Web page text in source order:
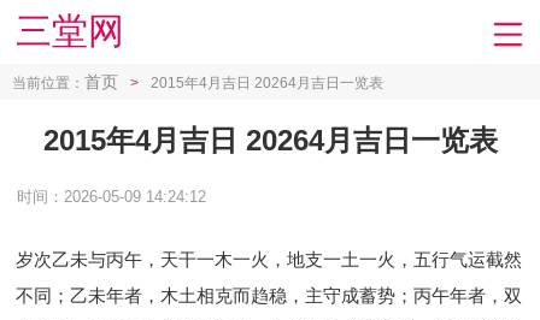
三堂网
当前位置： 首页 > 2015年4月吉日 20264月吉日一览表
2015年4月吉日 20264月吉日一览表
时间：2026-05-09 14:24:12
岁次乙未与丙午，天干一木一火，地支一土一火，五行气运截然
不同；乙未年者，木土相克而趋稳，主守成蓄势；丙午年者，双